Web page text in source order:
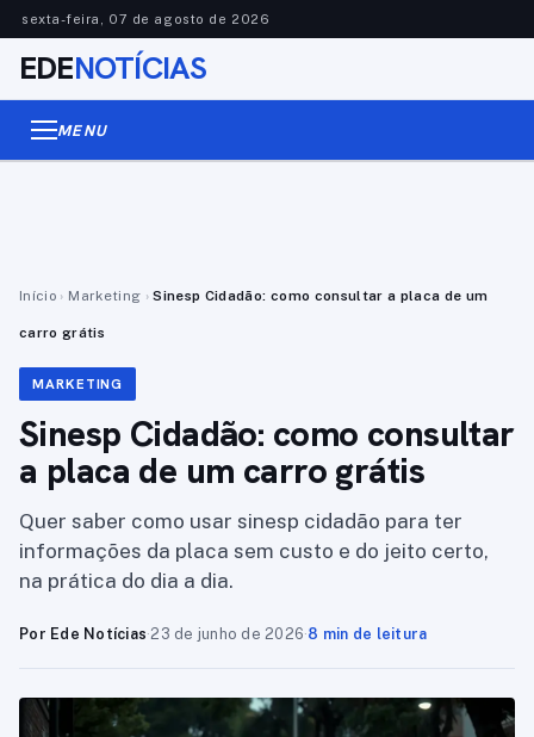
sexta-feira, 07 de agosto de 2026
EDENOTÍCIAS
MENU
Início › Marketing › Sinesp Cidadão: como consultar a placa de um
carro grátis
MARKETING
Sinesp Cidadão: como consultar
a placa de um carro grátis
Quer saber como usar sinesp cidadão para ter
informações da placa sem custo e do jeito certo,
na prática do dia a dia.
Por Ede Notícias·23 de junho de 2026·8 min de leitura